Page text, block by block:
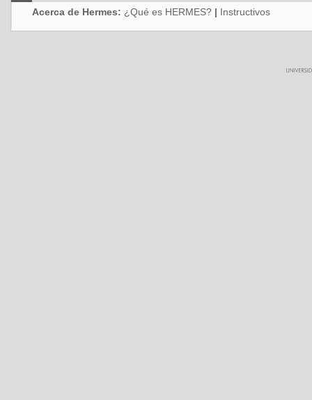
Acerca de Hermes: ¿Qué es HERMES? | Instructivos